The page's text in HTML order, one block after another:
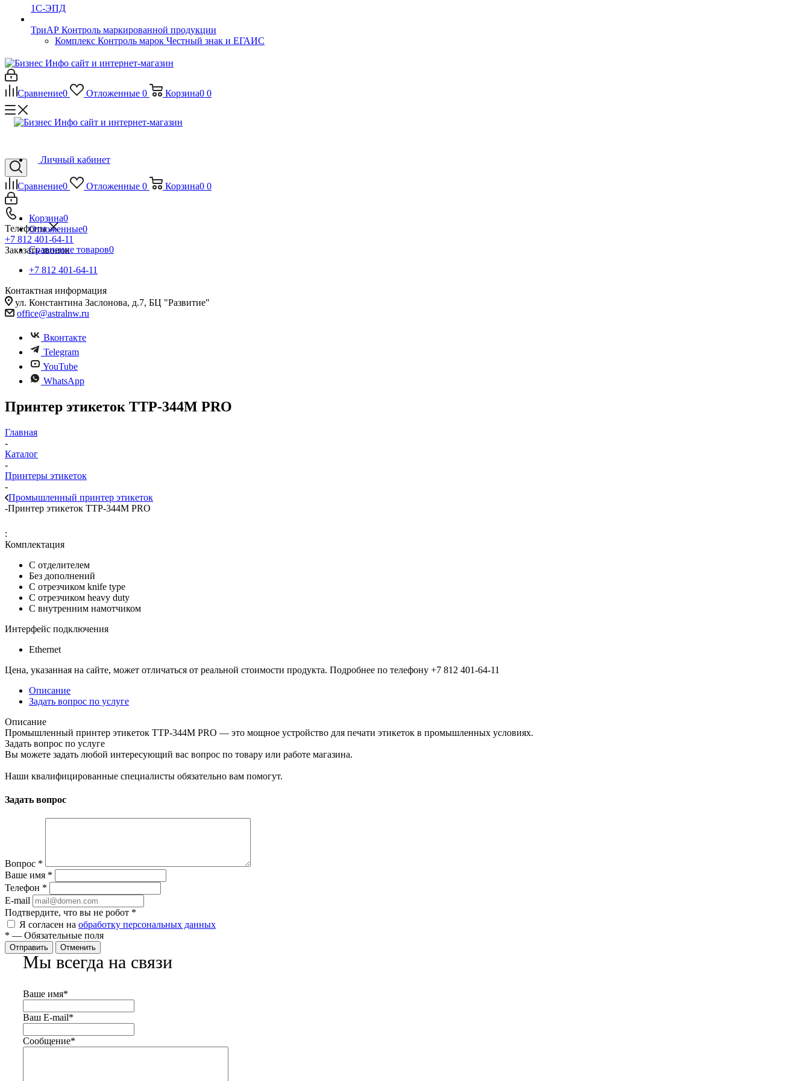
1С-ЭПД
ТриАР Контроль маркированной продукции
Комплекс Контроль марок Честный знак и ЕГАИС
Сравнение0 Отложенные 0 Корзина0 0
Сравнение0 Отложенные 0 Корзина0 0
Телефоны
+7 812 401-64-11
Заказать звонок
Личный кабинет
Корзина0
Отложенные0
Сравнение товаров0
+7 812 401-64-11
Контактная информация
ул. Константина Заслонова, д.7, БЦ "Развитие"
office@astralnw.ru
Вконтакте
Telegram
YouTube
WhatsApp
Принтер этикеток TTP-344M PRO
Главная
-
Каталог
-
Принтеры этикеток
-
Промышленный принтер этикеток
-Принтер этикеток TTP-344M PRO
:
Комплектация
С отделителем
Без дополнений
С отрезчиком knife type
С отрезчиком heavy duty
С внутренним намотчиком
Интерфейс подключения
Ethernet
Цена, указанная на сайте, может отличаться от реальной стоимости продукта. Подробнее по телефону +7 812 401-64-11
Описание
Задать вопрос по услуге
Описание
Промышленный принтер этикеток TTP-344M PRO — это мощное устройство для печати этикеток в промышленных условиях.
Задать вопрос по услуге
Вы можете задать любой интересующий вас вопрос по товару или работе магазина.
Наши квалифицированные специалисты обязательно вам помогут.
Задать вопрос
Вопрос *
Ваше имя *
Телефон *
E-mail
Подтвердите, что вы не робот *
Я согласен на обработку персональных данных
* — Обязательные поля
Отправить Отменить
Мы всегда на связи
Ваше имя*
Ваш E-mail*
Сообщение*